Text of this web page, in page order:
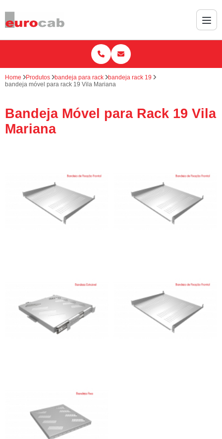
Home Produtos bandeja para rack
bandeja rack 19
bandeja móvel para rack 19 Vila Mariana
Bandeja Móvel para Rack 19 Vila
Mariana